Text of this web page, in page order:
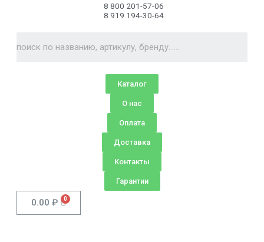
8 800 201-57-06
8 919 194-30-64
Каталог
О нас
Оплата
Доставка
Контакты
Гарантии
0.00 ₽